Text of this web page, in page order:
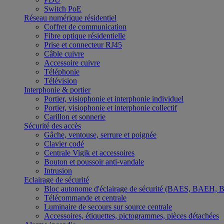
Switch PoE
Réseau numérique résidentiel
Coffret de communication
Fibre optique résidentielle
Prise et connecteur RJ45
Câble cuivre
Accessoire cuivre
Téléphonie
Télévision
Interphonie & portier
Portier, visiophonie et interphonie individuel
Portier, visiophonie et interphonie collectif
Carillon et sonnerie
Sécurité des accès
Gâche, ventouse, serrure et poignée
Clavier codé
Centrale Vigik et accessoires
Bouton et poussoir anti-vandale
Intrusion
Eclairage de sécurité
Bloc autonome d'éclairage de sécurité (BAES,
Télécommande et centrale
Luminaire de secours sur source centrale
Accessoires, étiquettes, pictogrammes, pièces détachées